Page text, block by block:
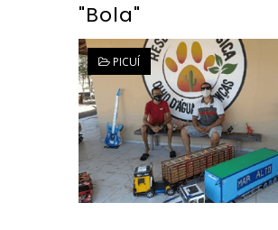
"Bola"
PICUÍ